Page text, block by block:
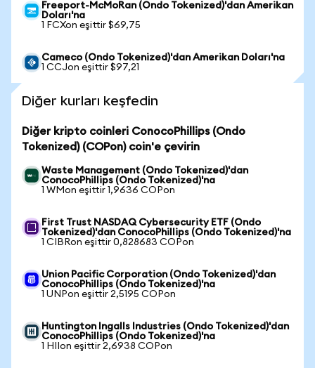
Freeport-McMoRan (Ondo Tokenized)'dan Amerikan
Doları'na
1 FCXon eşittir $69,75
Cameco (Ondo Tokenized)'dan Amerikan Doları'na
1 CCJon eşittir $97,21
Diğer kurları keşfedin
Diğer kripto coinleri ConocoPhillips (Ondo
Tokenized) (COPon) coin'e çevirin
Waste Management (Ondo Tokenized)'dan
ConocoPhillips (Ondo Tokenized)'na
1 WMon eşittir 1,9636 COPon
First Trust NASDAQ Cybersecurity ETF (Ondo
Tokenized)'dan ConocoPhillips (Ondo Tokenized)'na
1 CIBRon eşittir 0,828683 COPon
Union Pacific Corporation (Ondo Tokenized)'dan
ConocoPhillips (Ondo Tokenized)'na
1 UNPon eşittir 2,5195 COPon
Huntington Ingalls Industries (Ondo Tokenized)'dan
ConocoPhillips (Ondo Tokenized)'na
1 HIIon eşittir 2,6938 COPon